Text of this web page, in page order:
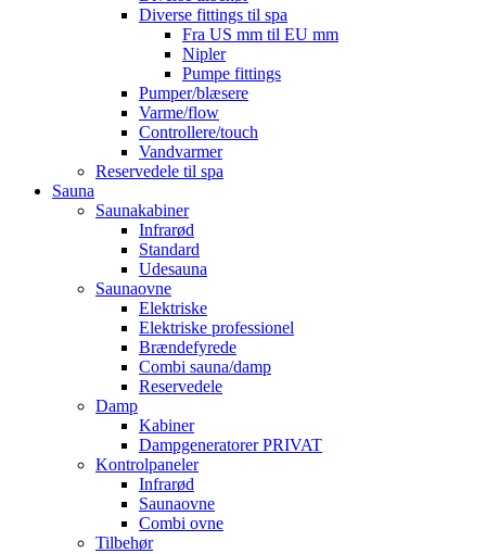
Diverse fittings til spa
Fra US mm til EU mm
Nipler
Pumpe fittings
Pumper/blæsere
Varme/flow
Controllere/touch
Vandvarmer
Reservedele til spa
Sauna
Saunakabiner
Infrarød
Standard
Udesauna
Saunaovne
Elektriske
Elektriske professionel
Brændefyrede
Combi sauna/damp
Reservedele
Damp
Kabiner
Dampgeneratorer PRIVAT
Kontrolpaneler
Infrarød
Saunaovne
Combi ovne
Tilbehør